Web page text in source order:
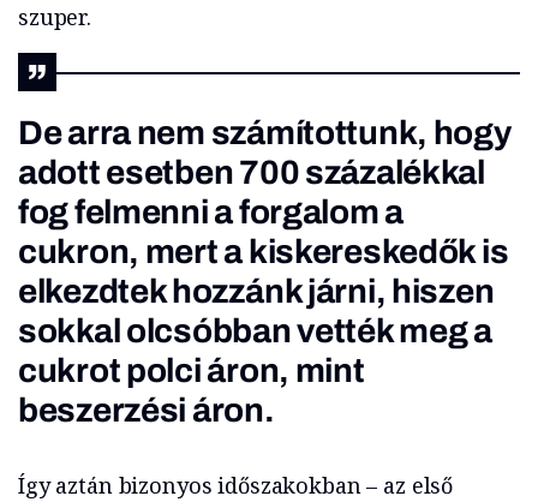
szuper.
De arra nem számítottunk, hogy
adott esetben 700 százalékkal
fog felmenni a forgalom a
cukron, mert a kiskereskedők is
elkezdtek hozzánk járni, hiszen
sokkal olcsóbban vették meg a
cukrot polci áron, mint
beszerzési áron.
Így aztán bizonyos időszakokban – az első